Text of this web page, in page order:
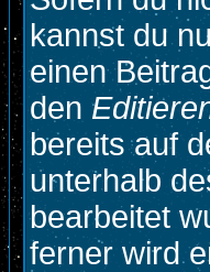
kannst du
einen
den
bereits auf
unterhalb
bearbeitet
ferner wird